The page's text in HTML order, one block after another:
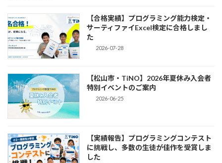
【合格実績】プログラミング能力検定・
サーティファイExcel検定に合格しまし
た
2026-07-28
【松山市・TiNO】2026年夏休み入会者
特別イベントのご案内
2026-06-25
【実績報告】プログラミングコンテスト
に挑戦し、多数の生徒が佳作を受賞しま
した